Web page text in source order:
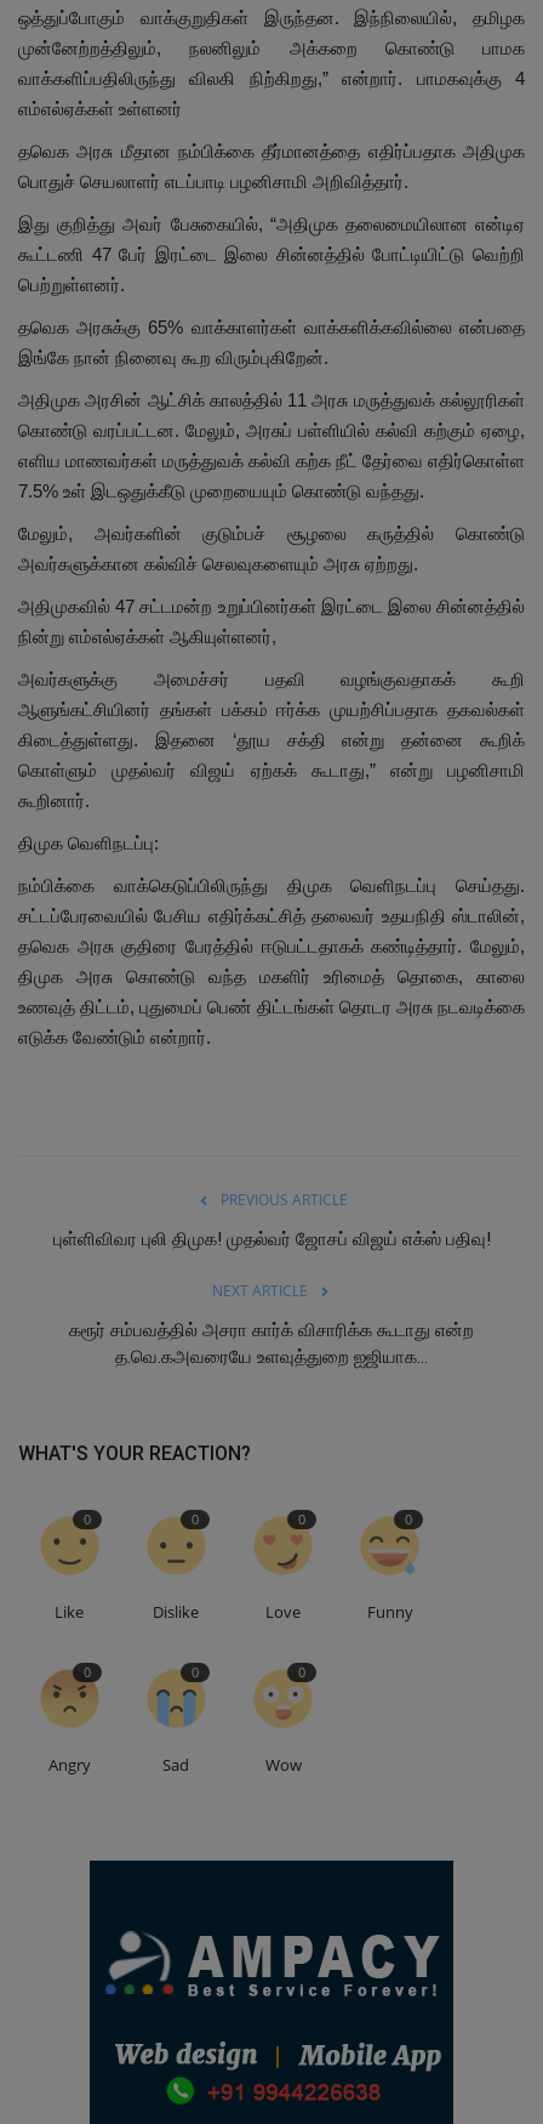
ஒத்துப்போகும் வாக்குறுதிகள் இருந்தன. இந்நிலையில், தமிழக
முன்னேற்றத்திலும், நலனிலும் அக்கறை கொண்டு பாமக
வாக்களிப்பதிலிருந்து விலகி நிற்கிறது,” என்றார். பாமகவுக்கு 4
எம்எல்ஏக்கள் உள்ளனர்
தவெக அரசு மீதான நம்பிக்கை தீர்மானத்தை எதிர்ப்பதாக அதிமுக
பொதுச் செயலாளர் எடப்பாடி பழனிசாமி அறிவித்தார்.
இது குறித்து அவர் பேசுகையில், “அதிமுக தலைமையிலான என்டிஏ
கூட்டணி 47 பேர் இரட்டை இலை சின்னத்தில் போட்டியிட்டு வெற்றி
பெற்றுள்ளனர்.
தவெக அரசுக்கு 65% வாக்காளர்கள் வாக்களிக்கவில்லை என்பதை
இங்கே நான் நினைவு கூற விரும்புகிறேன்.
அதிமுக அரசின் ஆட்சிக் காலத்தில் 11 அரசு மருத்துவக் கல்லூரிகள்
கொண்டு வரப்பட்டன. மேலும், அரசுப் பள்ளியில் கல்வி கற்கும் ஏழை,
எளிய மாணவர்கள் மருத்துவக் கல்வி கற்க நீட் தேர்வை எதிர்கொள்ள
7.5% உள் இடஒதுக்கீடு முறையையும் கொண்டு வந்தது.
மேலும், அவர்களின் குடும்பச் சூழலை கருத்தில் கொண்டு
அவர்களுக்கான கல்விச் செலவுகளையும் அரசு ஏற்றது.
அதிமுகவில் 47 சட்டமன்ற உறுப்பினர்கள் இரட்டை இலை சின்னத்தில்
நின்று எம்எல்ஏக்கள் ஆகியுள்ளனர்,
அவர்களுக்கு அமைச்சர் பதவி வழங்குவதாகக் கூறி
ஆளுங்கட்சியினர் தங்கள் பக்கம் ஈர்க்க முயற்சிப்பதாக தகவல்கள்
கிடைத்துள்ளது. இதனை ‘தூய சக்தி என்று தன்னை கூறிக்
கொள்ளும் முதல்வர் விஜய் ஏற்கக் கூடாது,” என்று பழனிசாமி
கூறினார்.
திமுக வெளிநடப்பு:
நம்பிக்கை வாக்கெடுப்பிலிருந்து திமுக வெளிநடப்பு செய்தது.
சட்டப்பேரவையில் பேசிய எதிர்க்கட்சித் தலைவர் உதயநிதி ஸ்டாலின்,
தவெக அரசு குதிரை பேரத்தில் ஈடுபட்டதாகக் கண்டித்தார். மேலும்,
திமுக அரசு கொண்டு வந்த மகளிர் உரிமைத் தொகை, காலை
உணவுத் திட்டம், புதுமைப் பெண் திட்டங்கள் தொடர அரசு நடவடிக்கை
எடுக்க வேண்டும் என்றார்.
PREVIOUS ARTICLE
புள்ளிவிவர புலி திமுக! முதல்வர் ஜோசப் விஜய் எக்ஸ் பதிவு!
NEXT ARTICLE
கரூர் சம்பவத்தில் அசரா கார்க் விசாரிக்க கூடாது என்ற
த.வெ.கஅவரையே உளவுத்துறை ஐஜியாக...
WHAT'S YOUR REACTION?
0
Like
0
Dislike
0
Love
0
Funny
0
Angry
0
Sad
0
Wow